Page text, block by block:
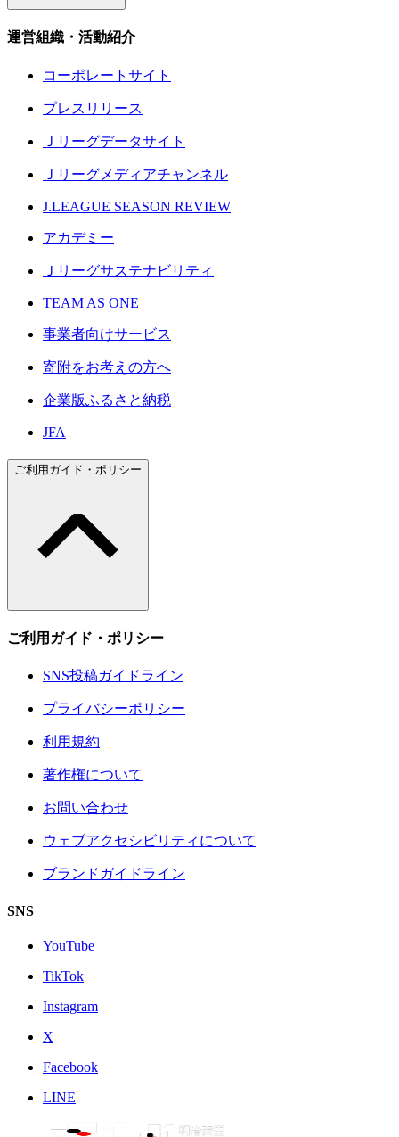
運営組織・活動紹介
コーポレートサイト
プレスリリース
Ｊリーグデータサイト
Ｊリーグメディアチャンネル
J.LEAGUE SEASON REVIEW
アカデミー
Ｊリーグサステナビリティ
TEAM AS ONE
事業者向けサービス
寄附をお考えの方へ
企業版ふるさと納税
JFA
ご利用ガイド・ポリシー
ご利用ガイド・ポリシー
SNS投稿ガイドライン
プライバシーポリシー
利用規約
著作権について
お問い合わせ
ウェブアクセシビリティについて
ブランドガイドライン
SNS
YouTube
TikTok
Instagram
X
Facebook
LINE